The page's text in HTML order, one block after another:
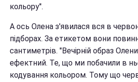
кольору".
А ось Олена з'явилася вся в
підборах. За етикетом вони
сантиметрів. "Вечірній образ
ефектний. Те, що ми побачили в
кодування кольором. Тому що